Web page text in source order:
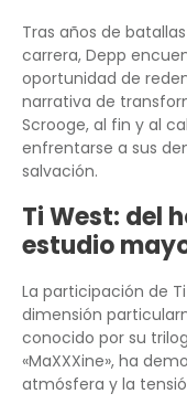
Tras años de
carrera, Depp
oportunidad de
narrativa de
Scrooge, al fin y al
enfrentarse a sus
salvación.
Ti West: del
estudio
La participación de
dimensión
conocido por su
«MaXXXine», ha
atmósfera y la